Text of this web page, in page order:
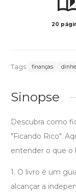
20
Tags: finanças
Sinopse
Descubra como
"Ficando Rico".
entender o que o
1. O livro é um
alcançar a